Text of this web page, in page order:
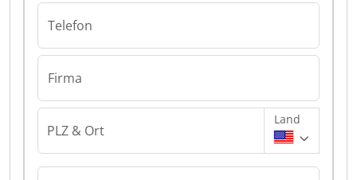
Telefon
Firma
PLZ & Ort
Land